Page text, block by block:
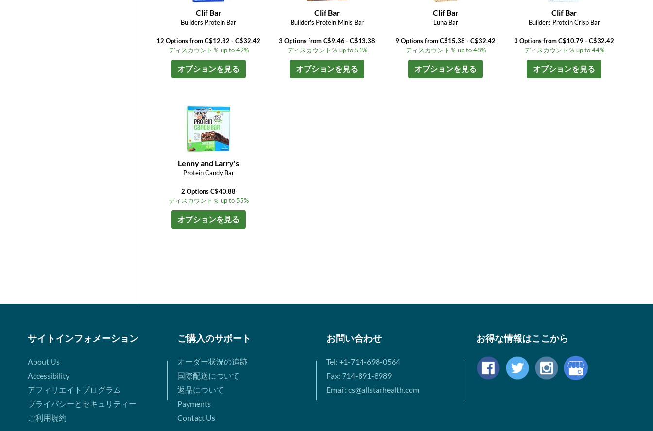
Clif Bar
Builders Protein Bar
12 Options from C$12.32 - C$32.42
ディスカウント％ up to 49%
オプションを見る
Clif Bar
Builder's Protein Minis Bar
3 Options from C$9.46 - C$13.38
ディスカウント％ up to 51%
オプションを見る
Clif Bar
Luna Bar
9 Options from C$15.38 - C$32.42
ディスカウント％ up to 48%
オプションを見る
Clif Bar
Builders Protein Crisp Bar
3 Options from C$10.79 - C$32.42
ディスカウント％ up to 44%
オプションを見る
Lenny and Larry's
Protein Candy Bar
2 Options C$40.88
ディスカウント％ up to 55%
オプションを見る
サイトインフォメーション
About Us
Accessibility
アフィリエイトプログラム
プライバシーとセキュリティー
ご利用規約
ご購入のサポート
オーダー状況の追跡
国際配送について
返品について
Payments
Contact Us
お問い合わせ
Tel: +1-714-698-0564
Fax: 714-891-8989
Email: cs@allstarhealth.com
お得な情報はここから